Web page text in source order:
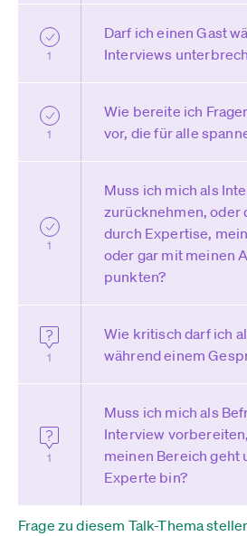
1
Darf ich einen Gast
Interviews
1
Wie bereite ich
vor, die für alle
1
Muss ich mich als
zurücknehmen, oder
durch Expertise,
oder gar mit meinen
punkten?
1
Wie kritisch darf ich
während einem
1
Muss ich mich als
Interview
meinen Bereich geht
Experte bin?
Frage zu diesem Talk-Thema